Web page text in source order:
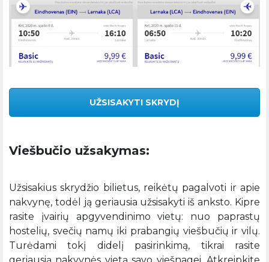
UŽSISAKYTI SKRYDĮ
Viešbučio užsakymas:
Užsisakius skrydžio bilietus, reikėtų pagalvoti ir apie
nakvynę, todėl ją geriausia užsisakyti iš anksto. Kipre
rasite įvairių apgyvendinimo vietų: nuo paprastų
hostelių, svečių namų iki prabangių viešbučių ir vilų.
Turėdami tokį didelį pasirinkimą, tikrai rasite